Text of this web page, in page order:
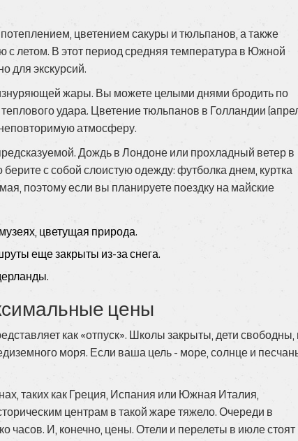
цветением сакуры и тюльпанов, а также
с летом. В этот период средняя температура в Южной
для экскурсий.
жары. Вы можете целыми днями бродить по
удара. Цветение тюльпанов в Голландии
атмосферу.
Дождь в Лондоне или прохладный ветер в
с собой слоистую одежду: футболка днем, куртка
поэтому если вы планируете поездку на майские
цветущая природа.
еще закрыты из-за снега.
цены
как «отпуск». Школы закрыты, дети свободны,
моря. Если ваша цель - море, солнце и
таких как Греция, Испания или Южная Италия,
центрам в такой жаре тяжело. Очереди в
часов. И, конечно, цены. Отели и перелеты в июле стоят